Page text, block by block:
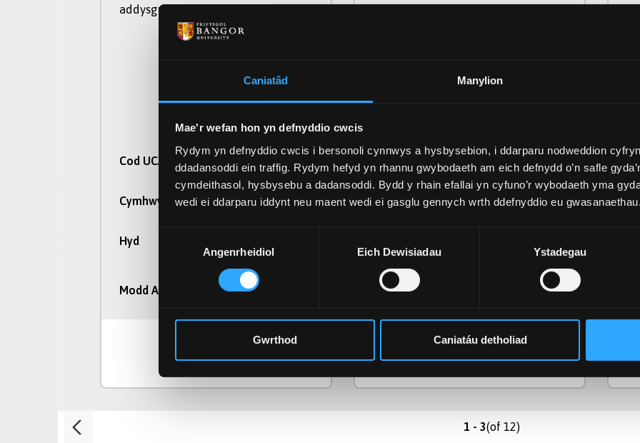
Caniatâd Manylion
Mae'r wefan hon yn defnyddio cwcis
Rydym yn defnyddio cwcis i bersonoli cynnwys a hysbysebion, i ddarparu nodweddion
ddadansoddi ein traffig. Rydym hefyd yn rhannu gwybodaeth am eich defnydd o’n safle
cymdeithasol, hysbysebu a dadansoddi. Bydd y rhain efallai yn cyfuno’r wybodaeth yma
wedi ei ddarparu iddynt neu maent wedi ei gasglu gennych wrth ddefnyddio eu gwasanaethau.
Angenrheidiol Eich Dewisiadau Ystadegau
Gwrthod Caniatáu detholiad
addysgu, ymchwil, a pherfformio.
Cod UCAS W300
Cymhwyster BA (Anrh)
Hyd
Modd Astudio
Llawn Amser, Rhan
pherfformio.
Cod UCAS W302
Cymhwyster BMus (Anrh)
Modd Astudio
Rhan Amser, Llawn
1 - 3(of 12)